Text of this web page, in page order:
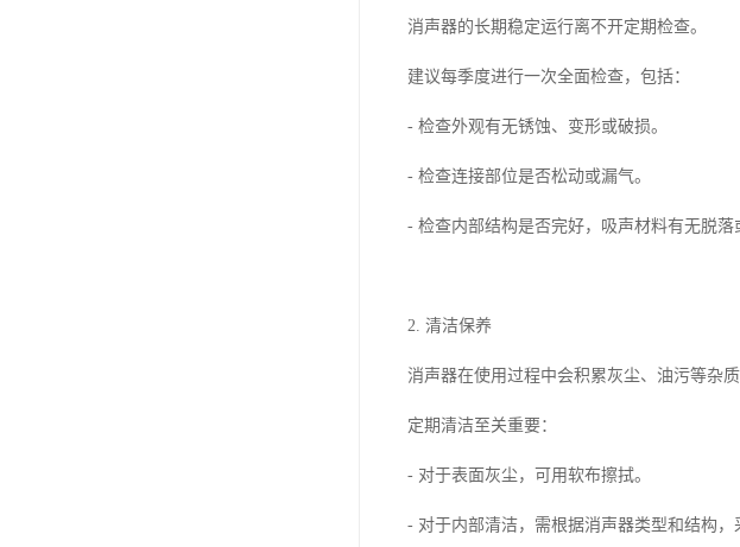
消声器的长期稳定运行离不开定期检查。
建议每季度进行一次全面检查，包括：
- 检查外观有无锈蚀、变形或破损。
- 检查连接部位是否松动或漏气。
- 检查内部结构是否完好，吸声材料有无脱落
2. 清洁保养
消声器在使用过程中会积累灰尘、油污等杂质
定期清洁至关重要：
- 对于表面灰尘，可用软布擦拭。
- 对于内部清洁，需根据消声器类型和结构，